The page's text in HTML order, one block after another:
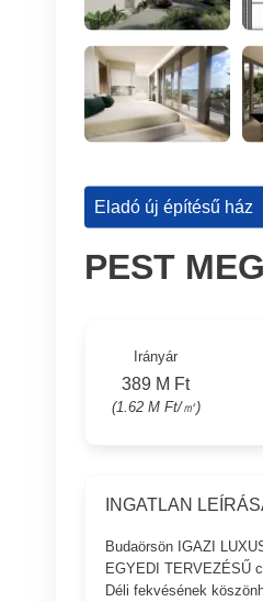
Eladó új építésű ház
PEST
Irányár
389 M Ft
(1.62 M Ft/㎡)
INGATLAN
Budaörsön IGAZI
EGYEDI TERVEZÉSŰ
Déli fekvésének